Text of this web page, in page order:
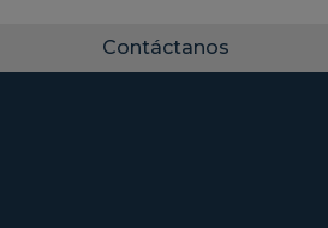
Contáctanos